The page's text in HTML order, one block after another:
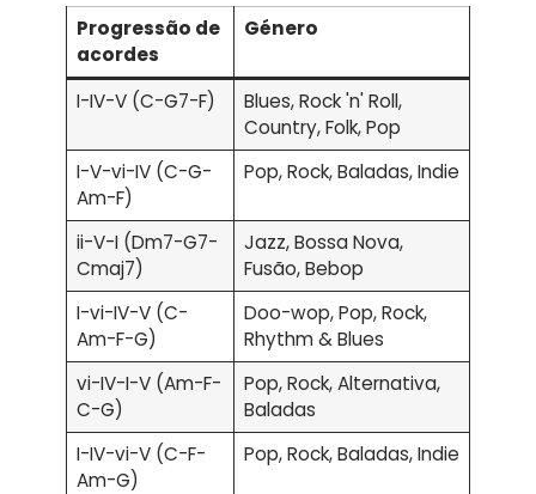
Progressão de
acordes
Género
I-IV-V (C-G7-F)
Blues, Rock 'n' Roll,
Country, Folk, Pop
I-V-vi-IV (C-G-
Am-F)
Pop, Rock, Baladas, Indie
ii-V-I (Dm7-G7-
Cmaj7)
Jazz, Bossa Nova,
Fusão, Bebop
I-vi-IV-V (C-
Am-F-G)
Doo-wop, Pop, Rock,
Rhythm & Blues
vi-IV-I-V (Am-F-
C-G)
Pop, Rock, Alternativa,
Baladas
I-IV-vi-V (C-F-
Am-G)
Pop, Rock, Baladas, Indie